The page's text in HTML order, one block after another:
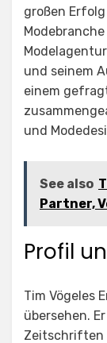
großen
und seinem
einem
und
See also
Partner,
Profil
Tim Vögeles
übersehen.
Zeitschriften